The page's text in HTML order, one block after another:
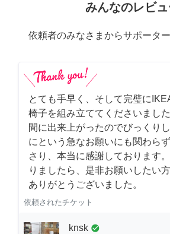
みんなのレビ
依頼者のみなさまからサポータ
とても手早く、そして完璧に
椅子を組み立ててくださいまし
間に出来上がったのでびっくり
にという急なお願いにも関わら
さり、本当に感謝しております
りましたら、是非お願いしたい
ありがとうございました。
依頼されたチケット
knsk check_circle